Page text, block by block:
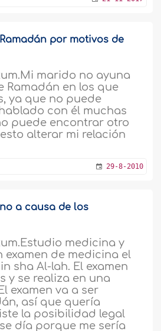
por motivos de
marido no ayuna
Ramadán en los que
ya que no puede
con él muchas
puede encontrar otro
alterar mi relación
29-8-2010
a causa de los
medicina y
examen de medicina el
sha Al-lah. El examen
y se realiza en una
examen va a ser
así que quería
la posibilidad legal
día porque me sería